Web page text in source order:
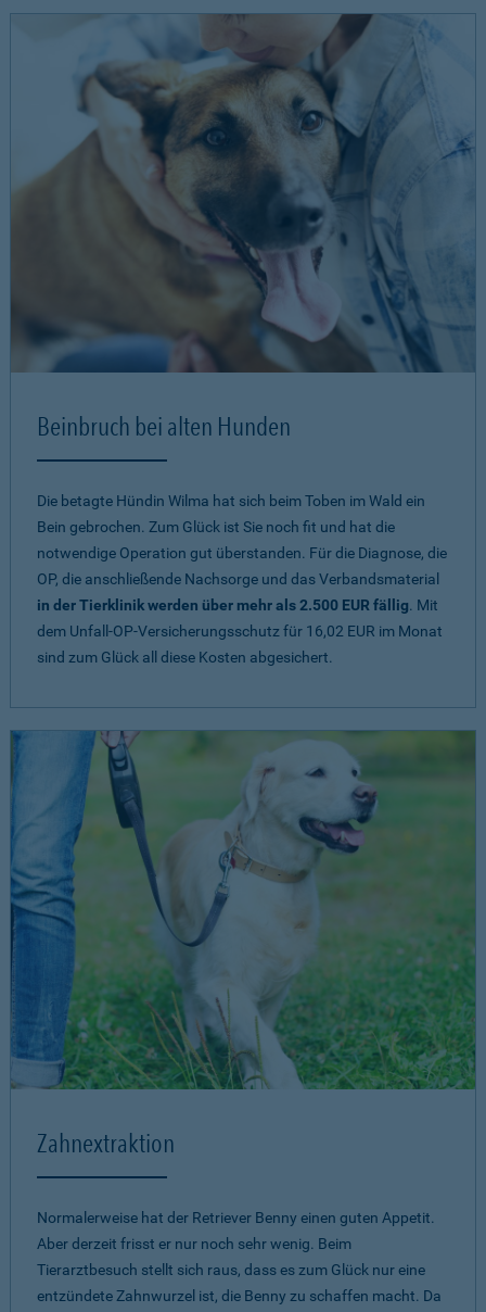
Beinbruch bei alten Hunden
Die betagte Hündin Wilma hat sich beim Toben im Wald ein
Bein gebrochen. Zum Glück ist Sie noch fit und hat die
notwendige Operation gut überstanden. Für die Diagnose, die
OP, die anschließende Nachsorge und das Verbandsmaterial
in der Tierklinik werden über mehr als 2.500 EUR fällig. Mit
dem Unfall-OP-Versicherungsschutz für 16,02 EUR im Monat
sind zum Glück all diese Kosten abgesichert.
Zahnextraktion
Normalerweise hat der Retriever Benny einen guten Appetit.
Aber derzeit frisst er nur noch sehr wenig. Beim
Tierarztbesuch stellt sich raus, dass es zum Glück nur eine
entzündete Zahnwurzel ist, die Benny zu schaffen macht. Da